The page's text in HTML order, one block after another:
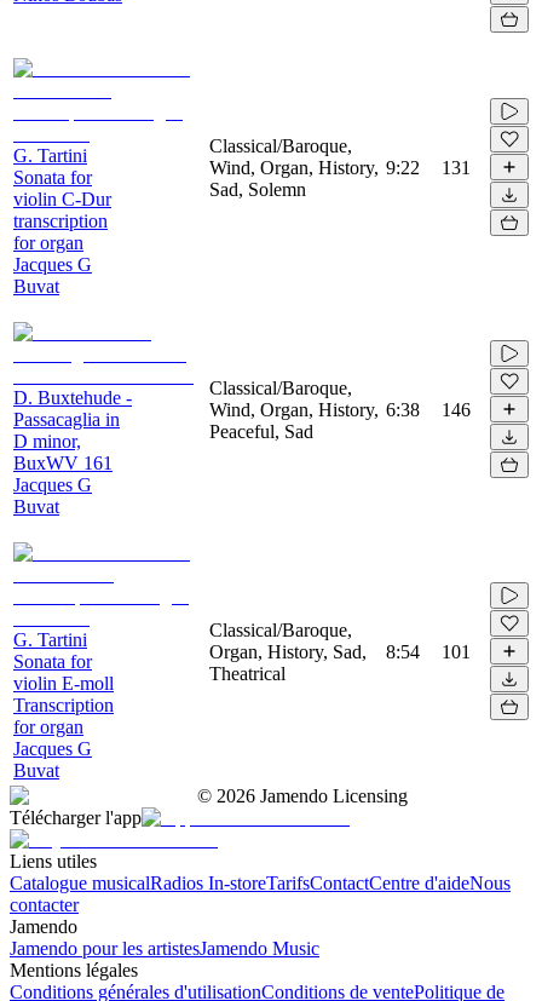
G. Tartini
Sonata for
violin C-Dur
transcription
for organ
Jacques G
Buvat
Classical/Baroque,
Wind, Organ, History,
Sad, Solemn
9:22 131
D. Buxtehude -
Passacaglia in
D minor,
BuxWV 161
Jacques G
Buvat
Classical/Baroque,
Wind, Organ, History,
Peaceful, Sad
6:38 146
G. Tartini
Sonata for
violin E-moll
Transcription
for organ
Jacques G
Buvat
Classical/Baroque,
Organ, History, Sad,
Theatrical
8:54 101
© 2026 Jamendo Licensing
Télécharger l'app
Liens utiles
Catalogue musicalRadios In-storeTarifsContactCentre d'aideNous
contacter
Jamendo
Jamendo pour les artistesJamendo Music
Mentions légales
Conditions générales d'utilisationConditions de ventePolitique de